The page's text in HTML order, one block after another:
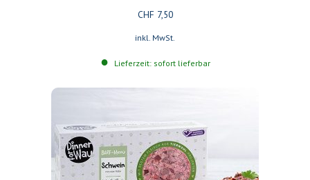
CHF 7,50
inkl. MwSt.
Lieferzeit: sofort lieferbar